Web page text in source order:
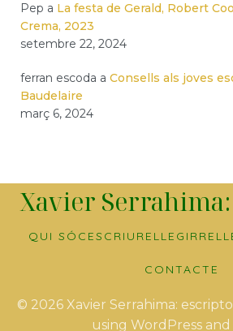
Pep a La festa de Gerald, Robert
Crema, 2023
setembre 22, 2024
ferran escoda a Consells als joves
Baudelaire
març 6, 2024
Xavier
QUI SÓC ESCRIURE LLEGIR
CONTACTE
© 2026 Xavier Serrahima:
using WordPress and